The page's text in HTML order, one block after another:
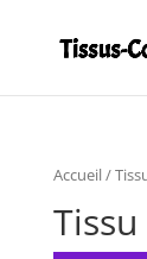
Accueil/
Tissu